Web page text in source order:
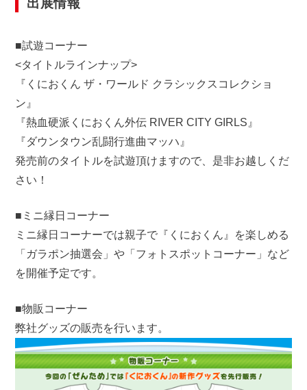
■試遊コーナー
<タイトルラインナップ>
『くにおくん ザ・ワールド クラシックスコレクショ
ン』
『熱血硬派くにおくん外伝 RIVER CITY GIRLS』
『ダウンタウン乱闘行進曲マッハ』
発売前のタイトルを試遊頂けますので、是非お越しくだ
さい！
■ミニ縁日コーナー
ミニ縁日コーナーでは親子で『くにおくん』を楽しめる
「ガラポン抽選会」や「フォトスポットコーナー」など
を開催予定です。
■物販コーナー
弊社グッズの販売を行います。